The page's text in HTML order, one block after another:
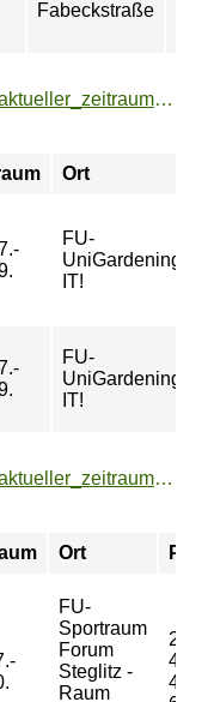
Fabeckstraße
https://www.fu-sport.de/angebote/aktueller_zeitraum/_Yoga__Outdoor_.html
Ort
FU-
IT!
FU-
IT!
https://www.fu-sport.de/angebote/aktueller_zeitraum/_Workout-Mix.html
Ort Preis
FU-
Sportraum
Forum
Steglitz -
Raum
29/
45/
45/